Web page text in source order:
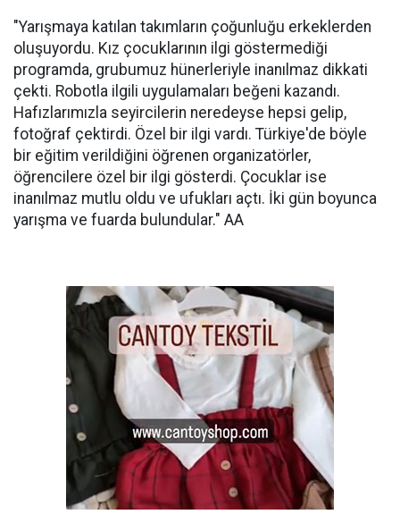
"Yarışmaya katılan takımların çoğunluğu erkeklerden
oluşuyordu. Kız çocuklarının ilgi göstermediği
programda, grubumuz hünerleriyle inanılmaz dikkati
çekti. Robotla ilgili uygulamaları beğeni kazandı.
Hafızlarımızla seyircilerin neredeyse hepsi gelip,
fotoğraf çektirdi. Özel bir ilgi vardı. Türkiye'de böyle
bir eğitim verildiğini öğrenen organizatörler,
öğrencilere özel bir ilgi gösterdi. Çocuklar ise
inanılmaz mutlu oldu ve ufukları açtı. İki gün boyunca
yarışma ve fuarda bulundular." AA